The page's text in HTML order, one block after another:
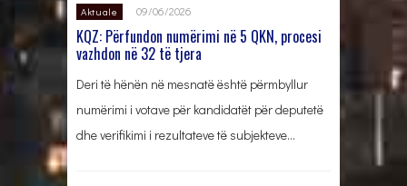
Aktuale 09/06/2026
KQZ: Përfundon numërimi në 5 QKN, procesi
vazhdon në 32 të tjera
Deri të hënën në mesnatë është përmbyllur
numërimi i votave për kandidatët për deputetë
dhe verifikimi i rezultateve të subjekteve…